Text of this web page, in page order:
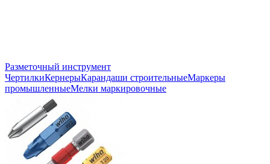
Разметочный инструмент
ЧертилкиКернерыКарандаши строительныеМаркеры
промышленныеМелки маркировочные